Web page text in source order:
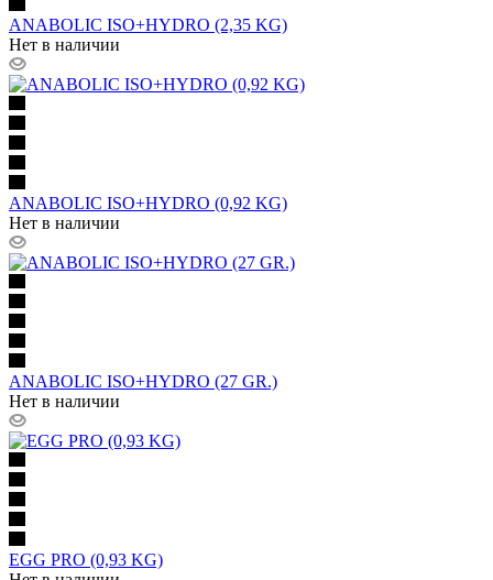
ANABOLIC ISO+HYDRO (2,35 KG)
Нет в наличии
ANABOLIC ISO+HYDRO (0,92 KG)
Нет в наличии
ANABOLIC ISO+HYDRO (27 GR.)
Нет в наличии
EGG PRO (0,93 KG)